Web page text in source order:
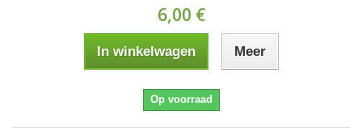
6,00 €
In winkelwagen Meer
Op voorraad